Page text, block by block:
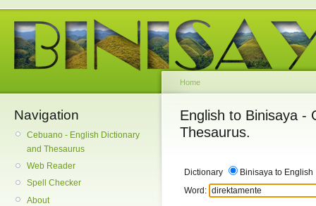
Navigation
Cebuano - English Dictionary
and Thesaurus
Web Reader
Spell Checker
About
Home
English to Binisaya -
Thesaurus.
Dictionary
Binisaya to English
Word: